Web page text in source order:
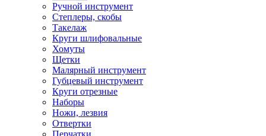
Ручной инструмент
Степлеры, скобы
Такелаж
Круги шлифовальные
Хомуты
Щетки
Малярный инструмент
Губцевый инструмент
Круги отрезные
Наборы
Ножи, лезвия
Отвертки
Перчатки